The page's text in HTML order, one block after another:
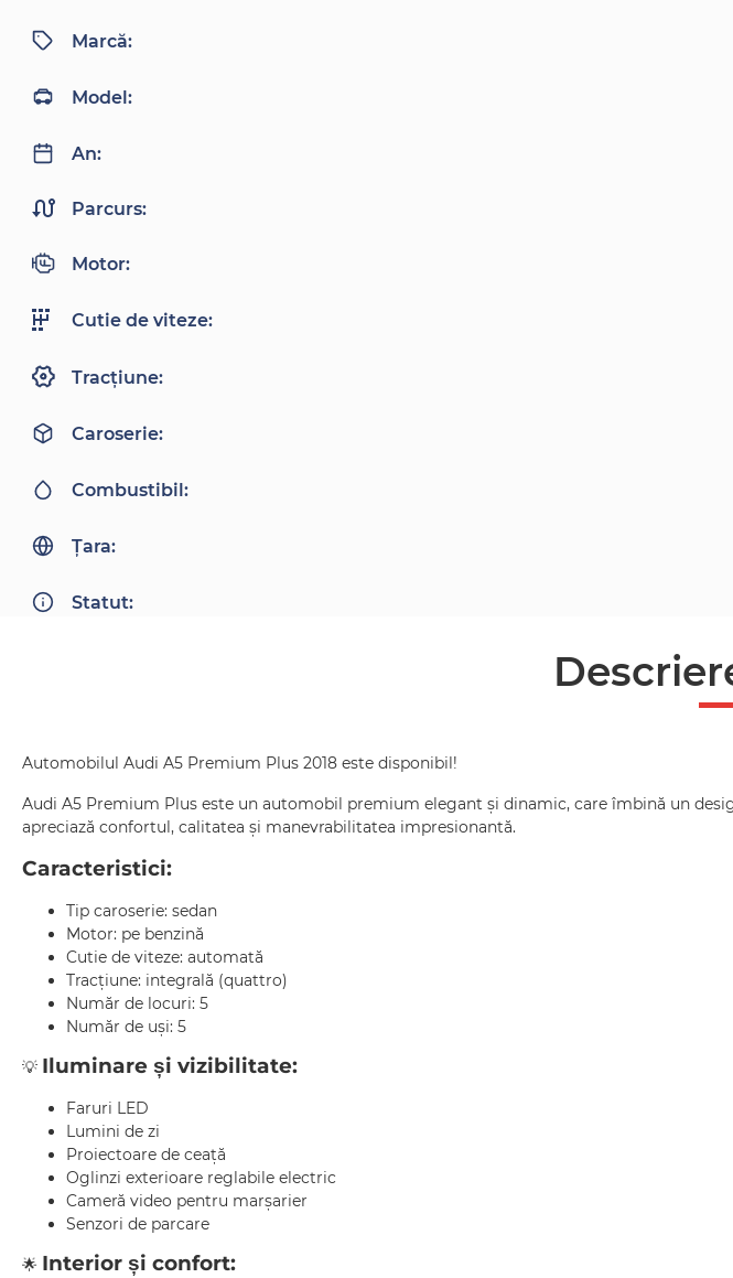
Marcă:
Model:
An:
Parcurs:
Motor:
Cutie de viteze:
Tracțiune:
Caroserie:
Combustibil:
Țara:
Statut:
Automobilul Audi A5 Premium Plus 2018 este disponibil!
Audi A5 Premium Plus este un automobil premium elegant și dinamic, care îmbină un
apreciază confortul, calitatea și manevrabilitatea impresionantă.
Caracteristici:
Tip caroserie: sedan
Motor: pe benzină
Cutie de viteze: automată
Tracțiune: integrală (quattro)
Număr de locuri: 5
Număr de uși: 5
💡 Iluminare și vizibilitate:
Faruri LED
Lumini de zi
Proiectoare de ceață
Oglinzi exterioare reglabile electric
Cameră video pentru marșarier
Senzori de parcare
🌟 Interior și confort: